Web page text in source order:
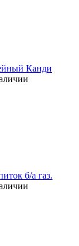
Канди
б/а газ.